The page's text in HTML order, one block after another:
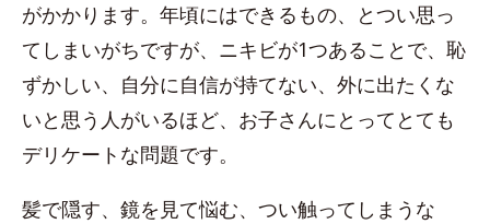
がかかります。年頃にはできるもの、とつい思っ
てしまいがちですが、ニキビが1つあることで、恥
ずかしい、自分に自信が持てない、外に出たくな
いと思う人がいるほど、お子さんにとってとても
デリケートな問題です。
髪で隠す、鏡を見て悩む、つい触ってしまうな